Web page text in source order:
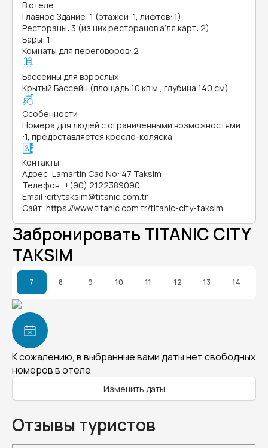
В отеле
Главное Здание: 1 (этажей: 1, лифтов: 1)
Рестораны: 3 (из них ресторанов а’ля карт: 2)
Бары: 1
Комнаты для переговоров: 2
Бассейны для взрослых
Крытый Бассейн (площадь 10 кв.м., глубина 140 см)
Особенности
Номера для людей с ограниченными возможностями
:1, предоставляется кресло-коляска
Контакты
Адрес :Lamartin Cad No: 47 Taksim
Телефон :+(90) 2122389090
Email :citytaksim@titanic.com.tr
Сайт :https://www.titanic.com.tr/titanic-city-taksim
Забронировать TITANIC CITY
TAKSIM
7 8 9 10 11 12 13 14
К сожалению, в выбранные вами даты нет свободных
номеров в отеле
Изменить даты
Отзывы туристов